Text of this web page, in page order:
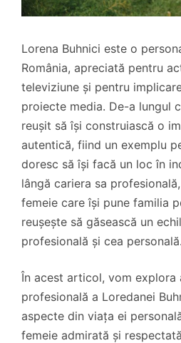
Lorena Buhnici este o
România, apreciată pentru
televiziune și pentru
proiecte media. De-a lungul
reușit să își construiască o
autentică, fiind un exemplu
doresc să își facă un loc în
lângă cariera sa
femeie care își pune familia
reușește să găsească un
profesională și cea personală.
În acest articol, vom explora
profesională a Loredanei
aspecte din viața ei
femeie admirată și